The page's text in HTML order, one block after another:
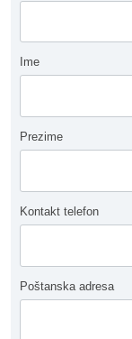
Ime
Prezime
Kontakt telefon
Poštanska adresa